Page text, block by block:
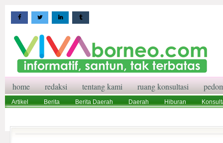
home redaksi tentang kami ruang konsultasi
Artikel Berita Berita Daerah Daerah Hiburan